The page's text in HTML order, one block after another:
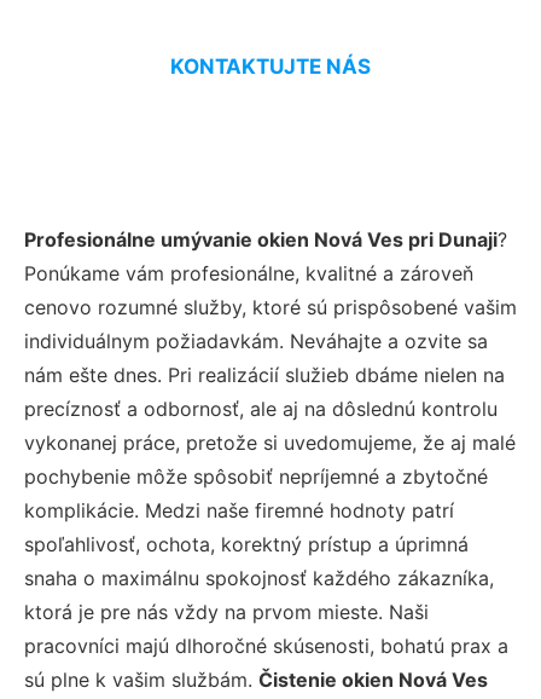
KONTAKTUJTE NÁS
Profesionálne umývanie okien Nová Ves pri Dunaji?
Ponúkame vám profesionálne, kvalitné a zároveň
cenovo rozumné služby, ktoré sú prispôsobené vašim
individuálnym požiadavkám. Neváhajte a ozvite sa
nám ešte dnes. Pri realizácií služieb dbáme nielen na
precíznosť a odbornosť, ale aj na dôslednú kontrolu
vykonanej práce, pretože si uvedomujeme, že aj malé
pochybenie môže spôsobiť nepríjemné a zbytočné
komplikácie. Medzi naše firemné hodnoty patrí
spoľahlivosť, ochota, korektný prístup a úprimná
snaha o maximálnu spokojnosť každého zákazníka,
ktorá je pre nás vždy na prvom mieste. Naši
pracovníci majú dlhoročné skúsenosti, bohatú prax a
sú plne k vašim službám. Čistenie okien Nová Ves